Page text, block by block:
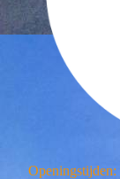
Openingstijden: